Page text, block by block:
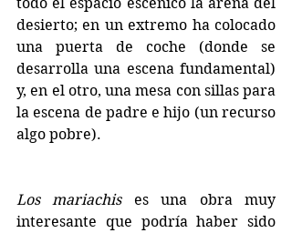
desierto; en un extremo ha colocado
una puerta de coche (donde se
desarrolla una escena fundamental)
y, en el otro, una mesa con sillas para
la escena de padre e hijo (un recurso
algo pobre).
Los mariachis es una obra muy
interesante que podría haber sido